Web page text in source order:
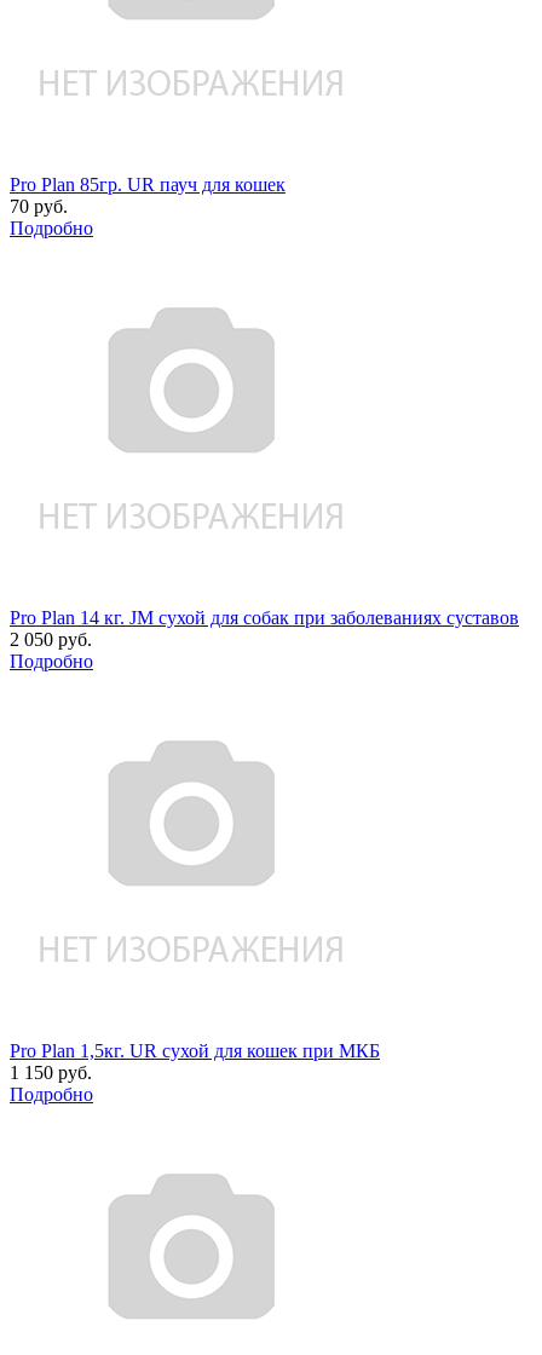
Pro Plan 85гр. UR пауч для кошек
70 руб.
Подробно
Pro Plan 14 кг. JM сухой для собак при заболеваниях суставов
2 050 руб.
Подробно
Pro Plan 1,5кг. UR сухой для кошек при МКБ
1 150 руб.
Подробно